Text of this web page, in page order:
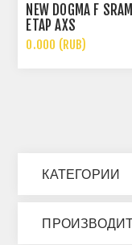
NEW DOGMA F
ETAP AXS
0.000 (RUB)
КАТЕГОРИИ